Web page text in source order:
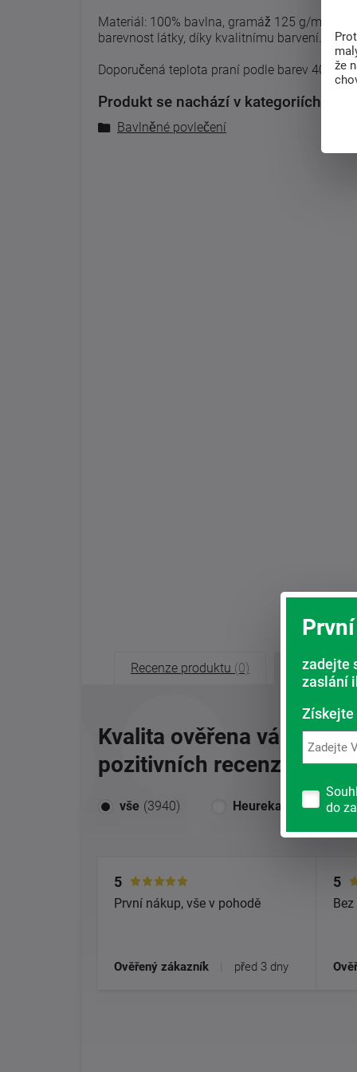
Materiál: 100% bavlna, gramáž 125 g/m2,
barevnost látky, díky kvalitnímu barvení.
Doporučená teplota praní podle barev 40°C,
Produkt se nachází v kategoriích:
Bavlněné povlečení
Recenze produktu (0) Recenze
Kvalita ověřena vámi,
pozitivních recenzí.
vše (3940) Heureka (2384)
5
První nákup, vše v pohodě
Ověřený zákazník před 3 dny
5
zadejte
zaslání
Získejte
do
že